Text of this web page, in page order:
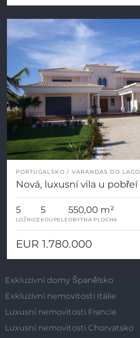
PORTUGALSKO VARANDAS DO LAGO
Nová, luxusní vila u pobřeí
5
LOŽNICE
5
KOUPELE
550,00 m²
OBYTNÁ PLOCHA
EUR 1.780.000
Exkluzívní domy Španělsko
Exkluzívní nemovitosti Itálie
Luxusní nemovitosti Francie
Luxusní nemovitosti Chorvatsko